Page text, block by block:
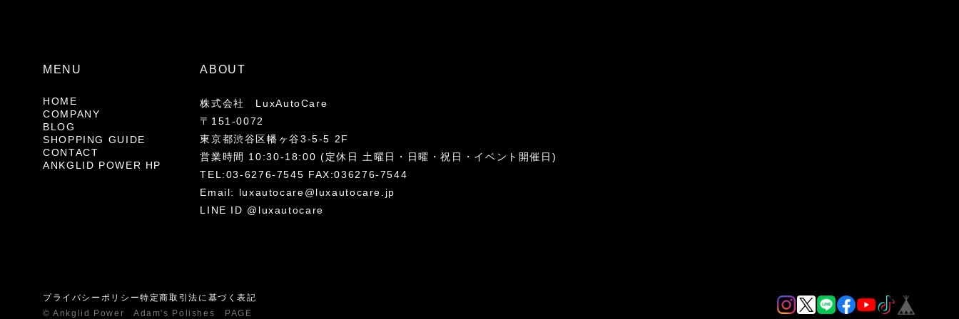
ABOUT
株式会社 LuxAutoCare
〒151-0072
東京都渋谷区幡ヶ谷3-5-5 2F
営業時間 10:30-18:00 (定休日 土曜日・日曜・祝日・イベント開催日)
TEL:03-6276-7545 FAX:036276-7544
Email: luxautocare@luxautocare.jp
LINE ID @luxautocare
MENU
HOME
COMPANY
BLOG
SHOPPING GUIDE
CONTACT
ANKGLID POWER HP
プライバシーポリシー特定商取引法に基づく表記
© Ankglid Power Adam's Polishes PAGE